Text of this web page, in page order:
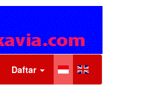
Daftar